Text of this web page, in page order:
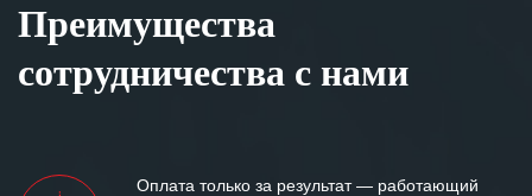
Преимущества
сотрудничества с нами
Оплата только за результат — работающий